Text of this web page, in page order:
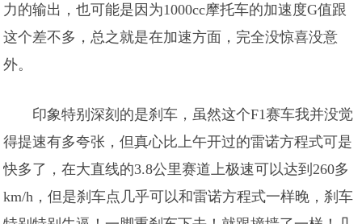
力的输出，也可能是因为1000cc摩托车的加速度G值跟
这个差不多，总之就是在加速方面，完全没惊喜没意
外。
印象特别深刻的是刹车，虽然这个F1赛车我并没觉
得提速有多夸张，但真心比上午开过的雷诺方程式可是
快多了，在大直线的3.8公里赛道上极速可以达到260多
km/h，但是刹车点几乎可以和雷诺方程式一样晚，刹车